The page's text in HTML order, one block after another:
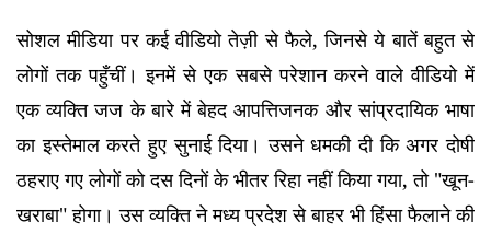
सोशल मीडिया पर कई वीडियो तेज़ी से फैले, जिनसे ये बातें बहुत से
लोगों तक पहुँचीं। इनमें से एक सबसे परेशान करने वाले वीडियो में
एक व्यक्ति जज के बारे में बेहद आपत्तिजनक और सांप्रदायिक भाषा
का इस्तेमाल करते हुए सुनाई दिया। उसने धमकी दी कि अगर दोषी
ठहराए गए लोगों को दस दिनों के भीतर रिहा नहीं किया गया, तो "खून-
खराबा" होगा। उस व्यक्ति ने मध्य प्रदेश से बाहर भी हिंसा फैलाने की